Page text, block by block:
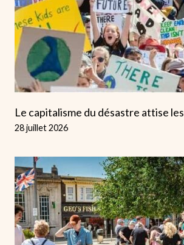
Le capitalisme du désastre attise
28 juillet 2026